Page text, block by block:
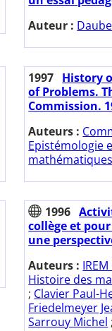
Auteur :
1997 History
of Problems.
Commission.
Auteurs :
Epistémologie
mathématiques
1996
collège et
une
Auteurs :
Histoire des
; Clavier Paul-
Friedelmeyer
Sarrouy Michel